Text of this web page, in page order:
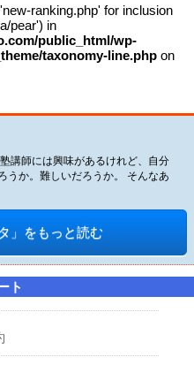
ranking.php' for inclusion
pear') in
public_html/wp-
taxonomy-line.php on
講師には興味があるけれど、自分
うか。難しいだろうか。 そんなあ
」をもっと読む
ト